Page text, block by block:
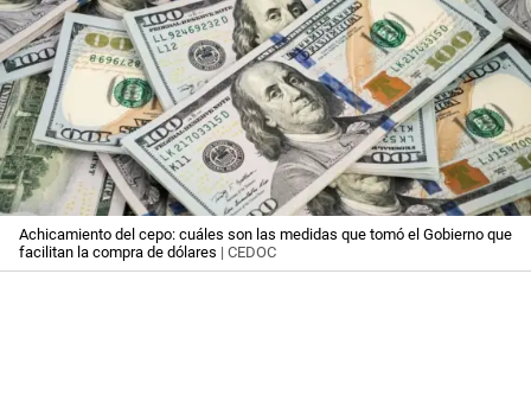
Achicamiento del cepo: cuáles son las medidas que tomó el Gobierno que
facilitan la compra de dólares | CEDOC